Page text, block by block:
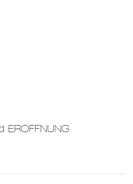
ERÖFFNUNG